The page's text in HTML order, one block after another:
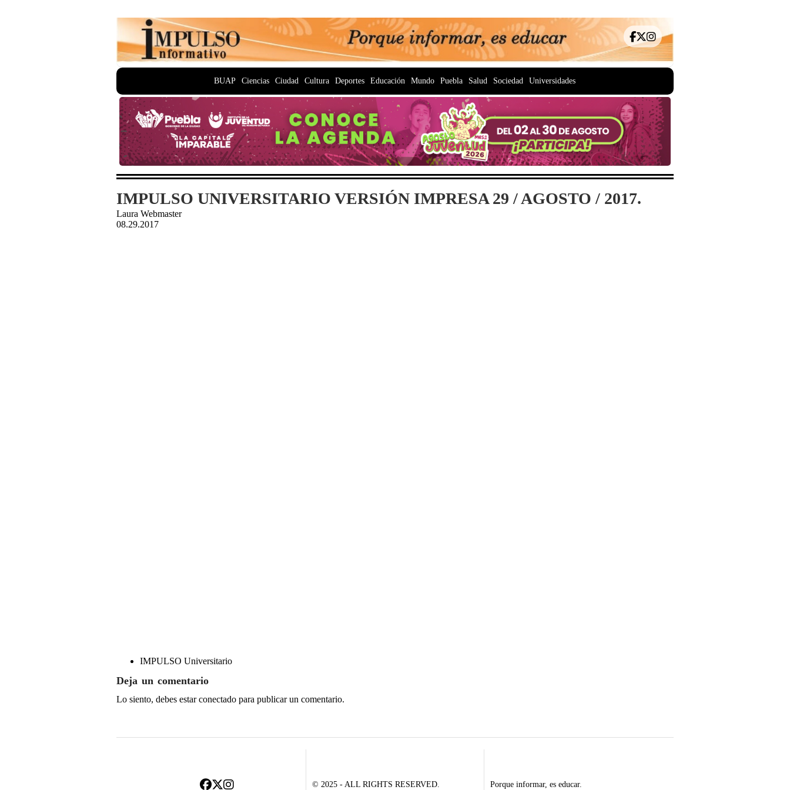
BUAP Ciencias Ciudad Cultura Deportes Educación Mundo Puebla Salud Sociedad Universidades
IMPULSO UNIVERSITARIO VERSIÓN IMPRESA 29 / AGOSTO / 2017.
Laura Webmaster
08.29.2017
IMPULSO Universitario
Deja un comentario
Lo siento, debes estarconectado para publicar un comentario.
© 2025 - ALL RIGHTS RESERVED. Porque informar, es educar.